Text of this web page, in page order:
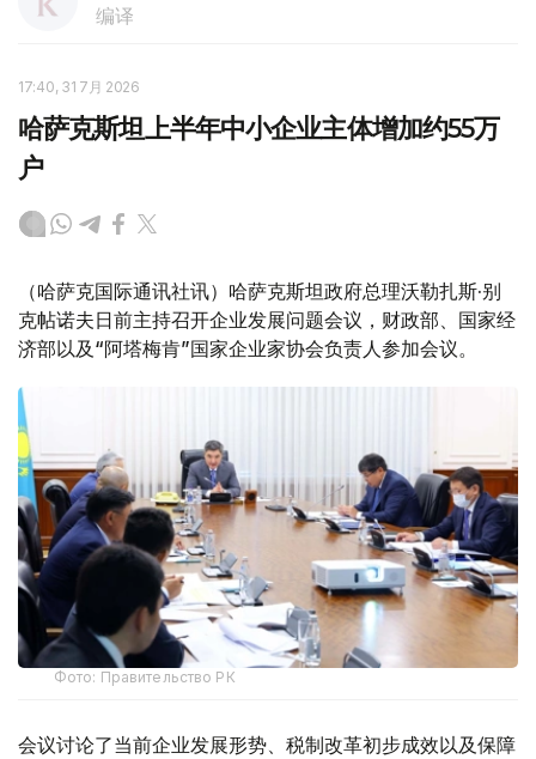
编译
17:40, 31 7月 2026
哈萨克斯坦上半年中小企业主体增加约55万
户
（哈萨克国际通讯社讯）哈萨克斯坦政府总理沃勒扎斯·别
克帖诺夫日前主持召开企业发展问题会议，财政部、国家经
济部以及“阿塔梅肯”国家企业家协会负责人参加会议。
Фото: Правительство РК
会议讨论了当前企业发展形势、税制改革初步成效以及保障